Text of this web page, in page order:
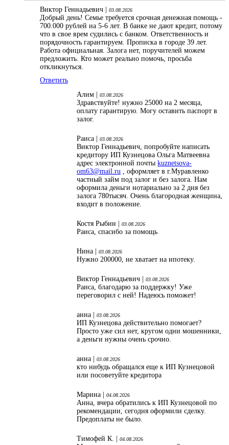
Виктор Геннадьевич | 03.08.2026
Добрый день! Семье требуется срочная денежная помощь -
700.000 рублей на 5-6 лет. В банке не дают кредит, потому
что в свое врем судились с банком. Ответственность и
порядочность гарантируем. Прописка в городе 39 лет.
Работа официальная. Залога нет, поручителей можем
предложить. Кто может реально помочь, просьба
откликнуться.
Ответить
Алим |
03.08.2026
Здравствуйте! нужно 25000 на 2 месяца,
оплату гарантирую. Могу оставить паспорт в
залог.
Раиса | 03.08.2026
Виктор Геннадьевич, попробуйте написать
кредитору ИП Кузнецова Ольга Матвеевна
адрес электронной почты kuznetsova-
om63@mail.ru , оформляет в г.Муравленко
частный займ под залог и без залога. Нам
оформила деньги нотариально за 2 дня без
залога 780тысяч. Очень благородная женщина,
входит в положение.
Костя Рыбин | 03.08.2026
Раиса, спасибо за помощь
Нина | 03.08.2026
Нужно 200000, не хватает на ипотеку.
Виктор Геннадьевич | 03.08.2026
Раиса, благодарю за поддержку! Уже
переговорил с ней! Надеюсь поможет!
анна | 03.08.2026
ИП Кузнецова действительно помогает?
Просто уже сил нет, кругом одни мошенники,
а деньги нужны очень срочно.
анна | 03.08.2026
кто нибудь обращался еще к ИП Кузнецовой
или посоветуйте кредитора
Марина | 04.08.2026
Анна, вчера обратились к ИП Кузнецовой по
рекомендации, сегодня оформили сделку.
Предоплаты не было.
Тимофей К. | 04.08.2026